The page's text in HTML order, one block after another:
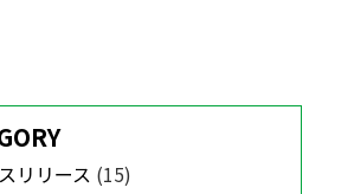
リリース (15)